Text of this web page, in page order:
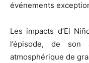
événements
Les impacts d’El
l’épisode, de
atmosphérique de